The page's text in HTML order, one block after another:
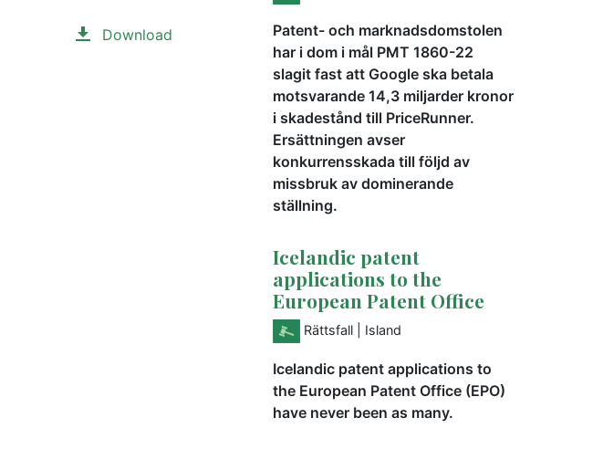
Download
Patent- och marknadsdomstolen
har i dom i mål PMT 1860-22
slagit fast att Google ska betala
motsvarande 14,3 miljarder kronor
i skadestånd till PriceRunner.
Ersättningen avser
konkurrensskada till följd av
missbruk av dominerande
ställning.
Icelandic patent
applications to the
European Patent Office
Rättsfall | Island
Icelandic patent applications to
the European Patent Office (EPO)
have never been as many.